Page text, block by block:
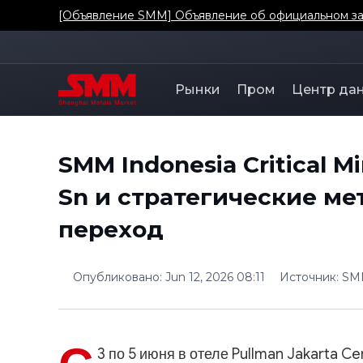
[Объявление SMM] Объявление об официальном
Рынки Пром Центр
SMM Indonesia Critical
Sn и стратегические
переход
Опубликовано: Jun 12, 2026 08:11 Источник:
3 по 5 июня в отеле Pullman Jakarta